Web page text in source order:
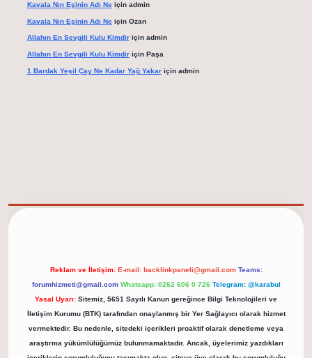
Kavala Nın Eşinin Adı Neiçin admin
Kavala Nın Eşinin Adı Neiçin Ozan
Allahın En Sevgili Kulu Kimdiriçin admin
Allahın En Sevgili Kulu Kimdiriçin Paşa
1 Bardak Yeşil Çay Ne Kadar Yağ Yakariçin admin
Reklam ve İletişim: E-mail: backlinkpaneli@gmail.com Teams:
forumhizmeti@gmail.com Whatsapp: 0262 606 0 726 Telegram: @karabul
Yasal Uyarı: Sitemiz, 5651 Sayılı Kanun gereğince Bilgi Teknolojileri ve
İletişim Kurumu (BTK) tarafından onaylanmış bir Yer Sağlayıcı olarak hizmet
vermektedir. Bu nedenle, sitedeki içerikleri proaktif olarak denetleme veya
araştırma yükümlülüğümüz bulunmamaktadır. Ancak, üyelerimiz yazdıkları